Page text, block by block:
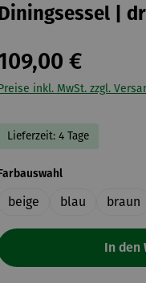
|
€
inkl. MwSt. zzgl.
Lieferzeit: 4 Tage
auswählen
beige blau braun
In den